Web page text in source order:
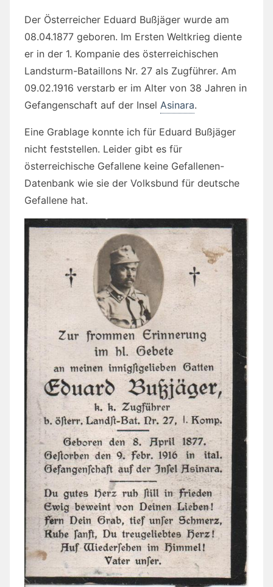
Der Österreicher Eduard Bußjäger wurde am
08.04.1877 geboren. Im Ersten Weltkrieg diente
er in der 1. Kompanie des österreichischen
Landsturm-Bataillons Nr. 27 als Zugführer. Am
09.02.1916 verstarb er im Alter von 38 Jahren in
Gefangenschaft auf der Insel Asinara.
Eine Grablage konnte ich für Eduard Bußjäger
nicht feststellen. Leider gibt es für
österreichische Gefallene keine Gefallenen-
Datenbank wie sie der Volksbund für deutsche
Gefallene hat.